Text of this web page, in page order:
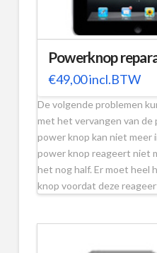
Powerknop
€49,00incl.BTW
De volgende problemen
met het vervangen van de
power knop kan niet meer
power knop reageert niet
het nog half. Er moet heel
knop voordat deze